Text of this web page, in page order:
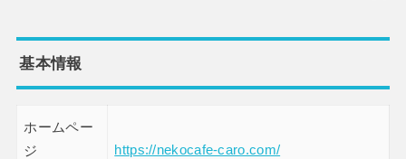
基本情報
ホームペー
ジ
https://nekocafe-caro.com/